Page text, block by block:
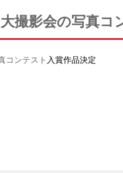
撮影会の写真コ
コンテスト 入賞作品決定